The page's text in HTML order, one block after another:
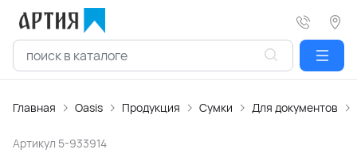
Главная Oasis Продукция Сумки Для документов
Артикул 5-933914